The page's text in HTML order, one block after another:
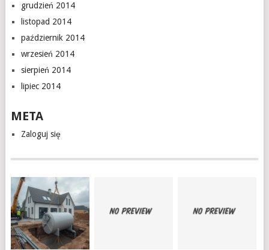
grudzień 2014
listopad 2014
październik 2014
wrzesień 2014
sierpień 2014
lipiec 2014
META
Zaloguj się